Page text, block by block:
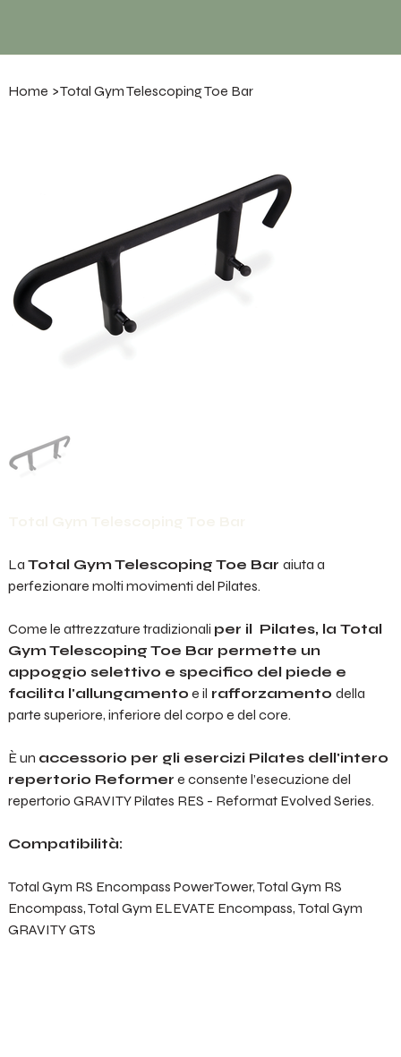
Home >Total Gym Telescoping Toe Bar
La Total Gym Telescoping Toe Bar aiuta a
perfezionare molti movimenti del Pilates.
Come le attrezzature tradizionali per il Pilates, la Total
Gym Telescoping Toe Bar permette un
appoggio selettivo e specifico del piede e
facilita l'allungamento e il rafforzamento della
parte superiore, inferiore del corpo e del core.
È un accessorio per gli esercizi Pilates dell'intero
repertorio Reformer e consente l’esecuzione del
repertorio GRAVITY Pilates RES - Reformat Evolved Series.
Compatibilità:
Total Gym RS Encompass PowerTower, Total Gym RS
Encompass, Total Gym ELEVATE Encompass, Total Gym
GRAVITY GTS